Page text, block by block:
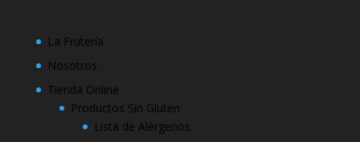
La Frutería
Nosotros
Tienda Online
Productos Sin Gluten
Lista de Alérgenos